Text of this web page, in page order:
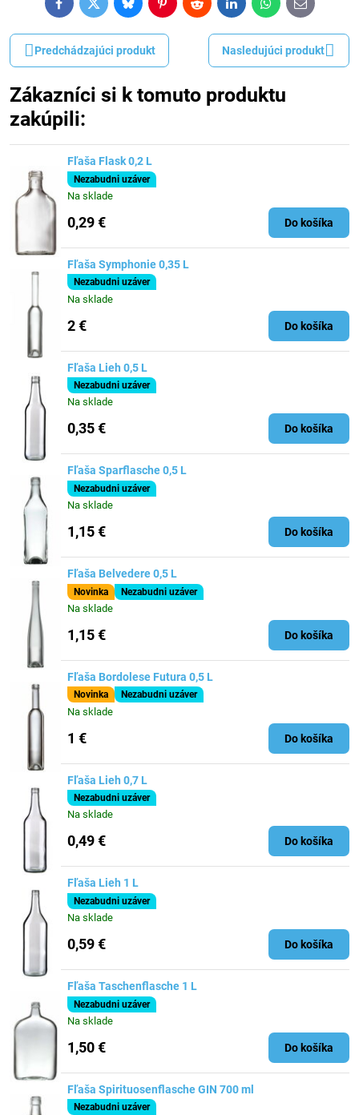
FacebookTwitterBlueskyPinterestRedditLinkedInWhatsApp
E-
mail
Predchádzajúci produkt Nasledujúci produkt
Zákazníci si k tomuto produktu
zakúpili:
Fľaša Flask 0,2 L
Nezabudni uzáver
Na sklade
0,29 € Do košíka
Fľaša Symphonie 0,35 L
Nezabudni uzáver
Na sklade
2 € Do košíka
Fľaša Lieh 0,5 L
Nezabudni uzáver
Na sklade
0,35 € Do košíka
Fľaša Sparflasche 0,5 L
Nezabudni uzáver
Na sklade
1,15 € Do košíka
Fľaša Belvedere 0,5 L
Novinka Nezabudni uzáver
Na sklade
1,15 € Do košíka
Fľaša Bordolese Futura 0,5 L
Novinka Nezabudni uzáver
Na sklade
1 € Do košíka
Fľaša Lieh 0,7 L
Nezabudni uzáver
Na sklade
0,49 € Do košíka
Fľaša Lieh 1 L
Nezabudni uzáver
Na sklade
0,59 € Do košíka
Fľaša Taschenflasche 1 L
Nezabudni uzáver
Na sklade
1,50 € Do košíka
Fľaša Spirituosenflasche GIN 700 ml
Nezabudni uzáver